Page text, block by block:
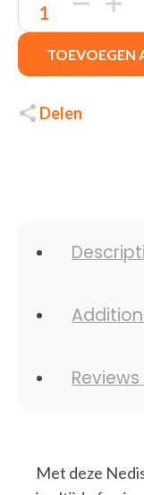
TOEVOEGEN
Delen
Met deze